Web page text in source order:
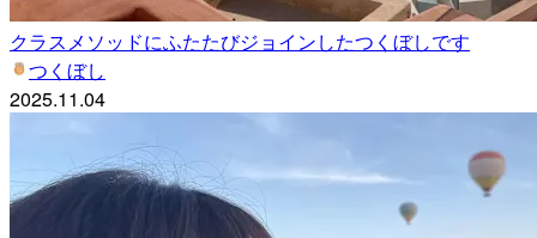
クラスメソッドにふたたびジョインしたつくぼしです
つくぼし
2025.11.04